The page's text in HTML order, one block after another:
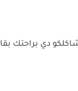
دي براحتك بقا